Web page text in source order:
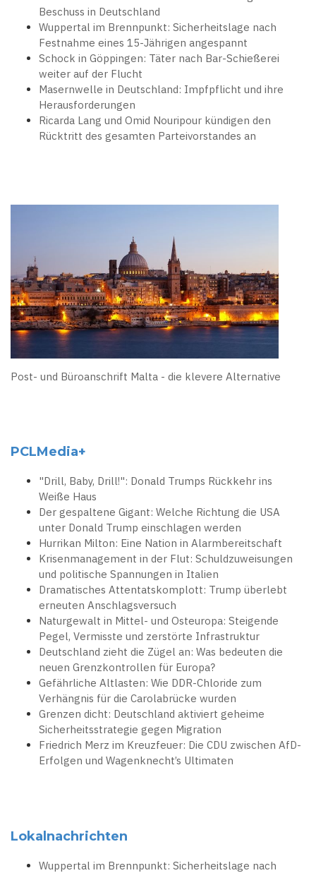
Beschuss in Deutschland
Wuppertal im Brennpunkt: Sicherheitslage nach
Festnahme eines 15-Jährigen angespannt
Schock in Göppingen: Täter nach Bar-Schießerei
weiter auf der Flucht
Masernwelle in Deutschland: Impfpflicht und ihre
Herausforderungen
Ricarda Lang und Omid Nouripour kündigen den
Rücktritt des gesamten Parteivorstandes an
Post- und Büroanschrift Malta - die klevere Alternative
PCLMedia+
"Drill, Baby, Drill!": Donald Trumps Rückkehr ins
Weiße Haus
Der gespaltene Gigant: Welche Richtung die USA
unter Donald Trump einschlagen werden
Hurrikan Milton: Eine Nation in Alarmbereitschaft
Krisenmanagement in der Flut: Schuldzuweisungen
und politische Spannungen in Italien
Dramatisches Attentatskomplott: Trump überlebt
erneuten Anschlagsversuch
Naturgewalt in Mittel- und Osteuropa: Steigende
Pegel, Vermisste und zerstörte Infrastruktur
Deutschland zieht die Zügel an: Was bedeuten die
neuen Grenzkontrollen für Europa?
Gefährliche Altlasten: Wie DDR-Chloride zum
Verhängnis für die Carolabrücke wurden
Grenzen dicht: Deutschland aktiviert geheime
Sicherheitsstrategie gegen Migration
Friedrich Merz im Kreuzfeuer: Die CDU zwischen AfD-
Erfolgen und Wagenknecht’s Ultimaten
Lokalnachrichten
Wuppertal im Brennpunkt: Sicherheitslage nach